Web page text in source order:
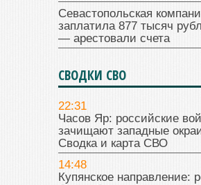
Севастопольская
заплатила 877 тысяч
— арестовали счета
СВОДКИ СВО
22:31
Часов Яр: российские
зачищают западные
Сводка и карта СВО
14:48
Купянское направление: